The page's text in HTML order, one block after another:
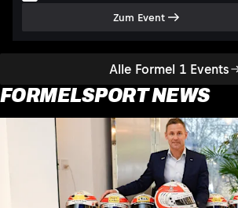
Alle Formel 1 Events
Zum Event
FORMELSPORT NEWS